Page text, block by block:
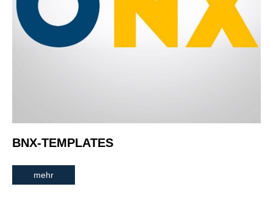
BNX-TEMPLATES
mehr